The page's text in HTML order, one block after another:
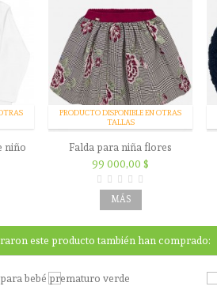
niño
PRODUCTO DISPONIBLE EN OTRAS
TALLAS
Falda para niña flores
99 000,00 $
MÁS
este producto también han comprado: